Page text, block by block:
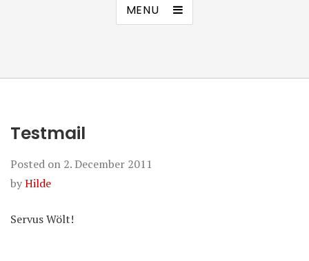
MENU
Testmail
Posted on 2. December 2011
byHilde
Servus Wölt!